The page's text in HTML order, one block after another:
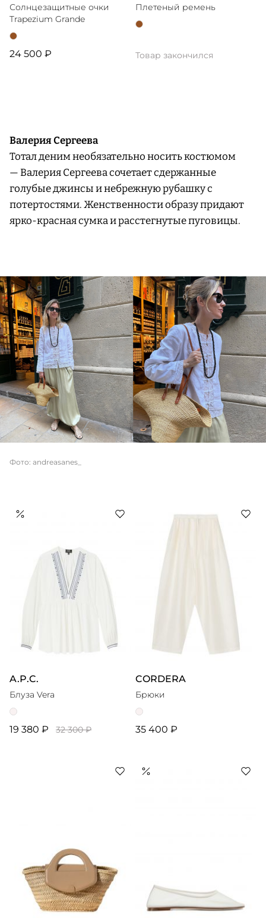
Солнцезащитные очки
Trapezium Grande
24 500 ₽
Плетеный ремень
Товар закончился
Валерия Сергеева
Тотал деним необязательно носить костюмом
— Валерия Сергеева сочетает сдержанные
голубые джинсы и небрежную рубашку с
потертостями. Женственности образу придают
ярко-красная сумка и расстегнутые пуговицы.
Фото: andreasanes_
A.P.C.
Блуза Vera
19 380 ₽ 32 300 ₽
CORDERA
Брюки
35 400 ₽